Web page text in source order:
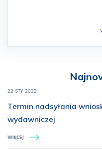
22 STY 2022
Termin nadsyłania
wydawniczej
WIĘCEJ